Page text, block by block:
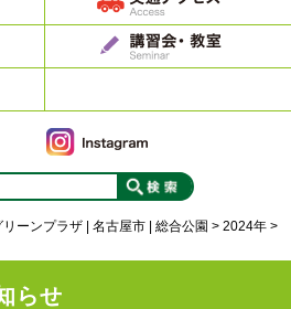
ーンプラザ | 名古屋市 | 総合公園 > 2024年 >
らせ